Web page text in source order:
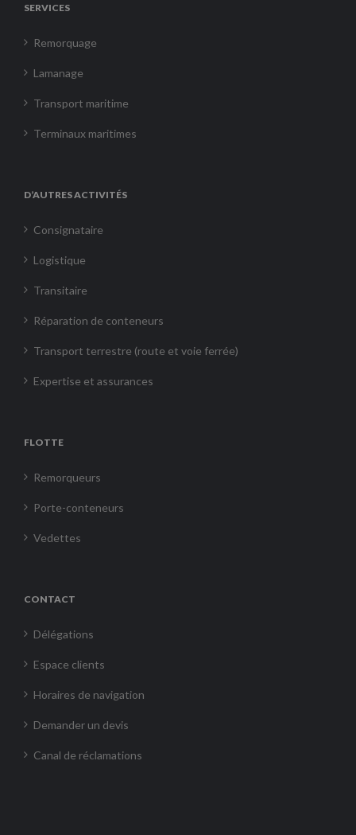
SERVICES
Remorquage
Lamanage
Transport maritime
Terminaux maritimes
D’AUTRES ACTIVITÉS
Consignataire
Logistique
Transitaire
Réparation de conteneurs
Transport terrestre (route et voie ferrée)
Expertise et assurances
FLOTTE
Remorqueurs
Porte-conteneurs
Vedettes
CONTACT
Délégations
Espace clients
Horaires de navigation
Demander un devis
Canal de réclamations